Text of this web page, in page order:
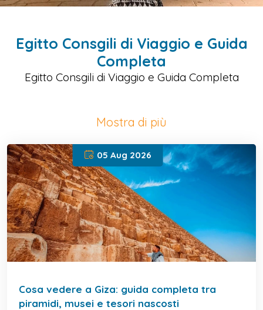
Egitto Consgili di Viaggio e Guida
Completa
Egitto Consgili di Viaggio e Guida Completa
Mostra di più
05 Aug 2026
Cosa vedere a Giza: guida completa tra
piramidi, musei e tesori nascosti